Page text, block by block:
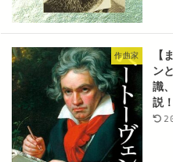
作曲家
【
ン
識
説！